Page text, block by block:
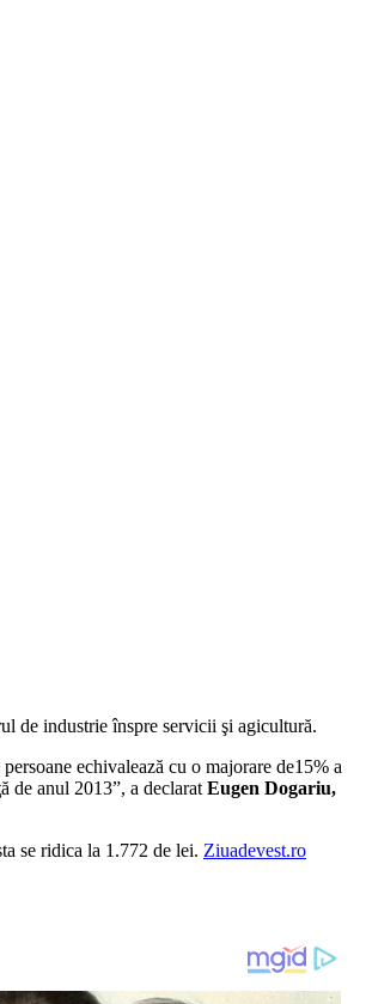
de industrie înspre servicii şi agicultură.
echivalează cu o majorare de15% a
de anul 2013”, a declarat Eugen Dogariu,
se ridica la 1.772 de lei. Ziuadevest.ro